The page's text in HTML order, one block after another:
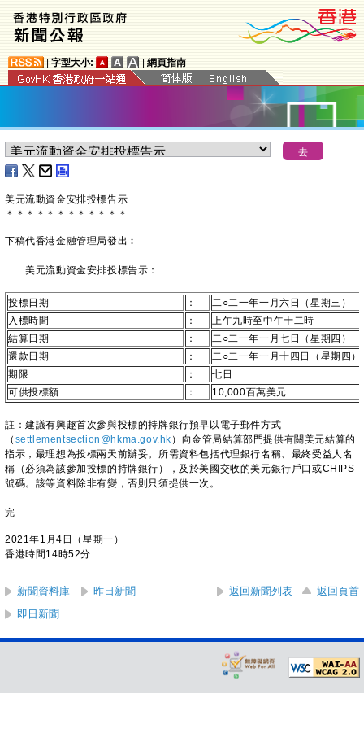
字型大小: 網頁指南
美元流動資金安排投標告示
＊ ＊ ＊ ＊ ＊ ＊ ＊ ＊ ＊ ＊ ＊ ＊
下稿代香港金融管理局發出︰
美元流動資金安排投標告示：
投標日期 ：
二○二一年一月六日（星期三）
入標時間
：
上午九時至中午十二時
結算日期
：
二○二一年一月七日（星期四）
還款日期
：
二○二一年一月十四日（星期四）
期限
：
七日
可供投標額
： 10,000百萬美元
註：建議有興趣首次參與投標的持牌銀行預早以電子郵件方式
（ settlementsection@hkma.gov.hk ）向金管局結算部門提供有關美元結算的
指示，最理想為投標兩天前辦妥。所需資料包括代理銀行名稱、最終受益人名
稱（必須為該參加投標的持牌銀行），及於美國交收的美元銀行戶口或CHIPS
號碼。該等資料除非有變，否則只須提供一次。
完
2021年1月4日（星期一）
香港時間14時52分
新聞資料庫 昨日新聞 返回新聞列表
返回頁首
即日新聞